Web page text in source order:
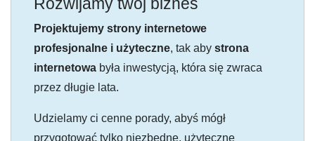
Projektujemy strony internetowe
profesjonalne i użyteczne, tak aby strona
internetowa była inwestycją, która się zwraca
przez długie lata.
Udzielamy ci cenne porady, abyś mógł
przygotować tylko niezbędne, użyteczne